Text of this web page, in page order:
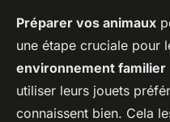
Préparer vos animaux
une étape cruciale pour
environnement familier
utiliser leurs jouets
connaissent bien. Cela